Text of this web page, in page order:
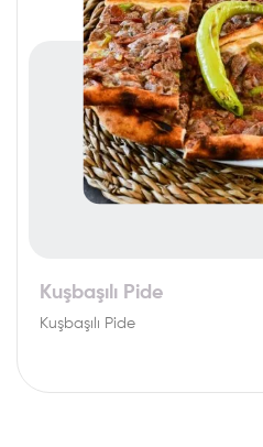
Kuşbaşılı Pide
Kuşbaşılı Pide